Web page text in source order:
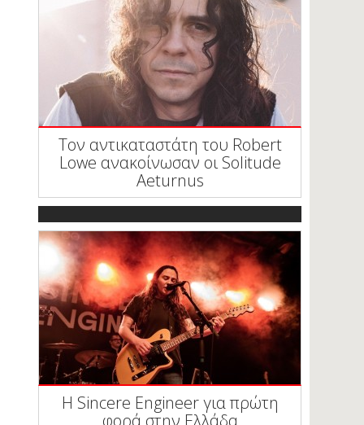
Τον αντικαταστάτη του Robert
Lowe ανακοίνωσαν οι Solitude
Aeturnus
Η Sincere Engineer για πρώτη
φορά στην Ελλάδα